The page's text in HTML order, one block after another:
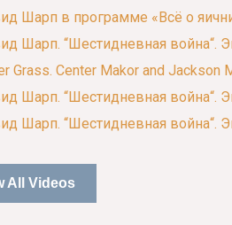
Шарп в программе «Всё о
Шарп. “Шестидневная война“.
Grass. Center Makor and Jackson
Шарп. “Шестидневная война“.
Шарп. “Шестидневная война“.
All Videos